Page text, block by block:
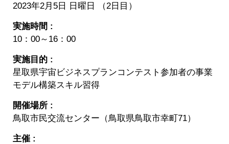
2023年2月5日 日曜日 （2日目）
実施時間 :
10：00～16：00
実施目的 :
星取県宇宙ビジネスプランコンテスト参加者の事業
モデル構築スキル習得
開催場所 :
鳥取市民交流センター（鳥取県鳥取市幸町71）
主催 :